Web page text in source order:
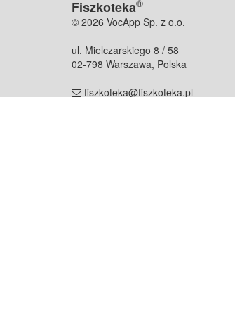
Fiszkoteka®
© 2026 VocApp Sp. z o.o.
ul. Mielczarskiego 8 / 58
02-798 Warszawa, Polska
fiszkoteka@fiszkoteka.pl